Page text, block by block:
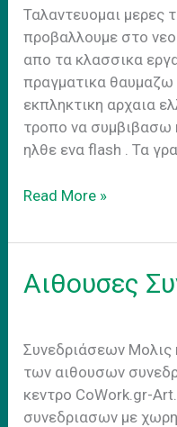
Ταλαντευομαι μερες
προβαλλουμε στο
απο τα κλασσικα
πραγματικα
εκπληκτικη αρχαια
τροπο να συμβιβασω
ηλθε ενα flash . Τα
Εργα
Κεντρο
Read More »
Αιθουσες
Συνεδριάσεων
των αιθουσων
κεντρο CoWork.gr-
συνεδριασων με